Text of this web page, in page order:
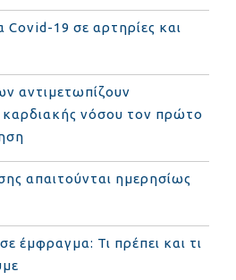
Covid-19 σε αρτηρίες και
αντιμετωπίζουν
νόσου τον πρώτο
απαιτούνται ημερησίως
έμφραγμα: Τι πρέπει και τι